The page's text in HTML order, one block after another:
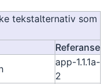
tekstalternativ som
Referanse
app-1.1.1a-
2